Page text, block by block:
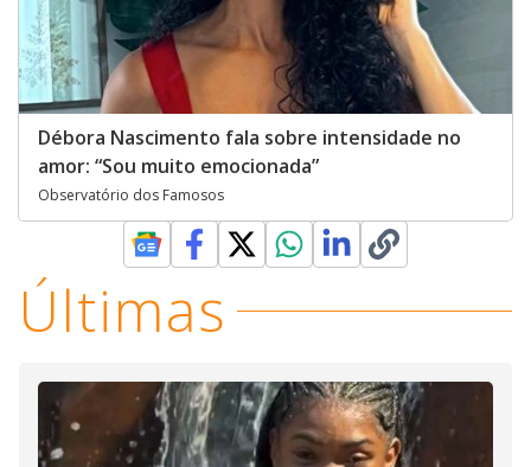
Débora Nascimento fala sobre intensidade no
amor: “Sou muito emocionada”
Observatório dos Famosos
Últimas